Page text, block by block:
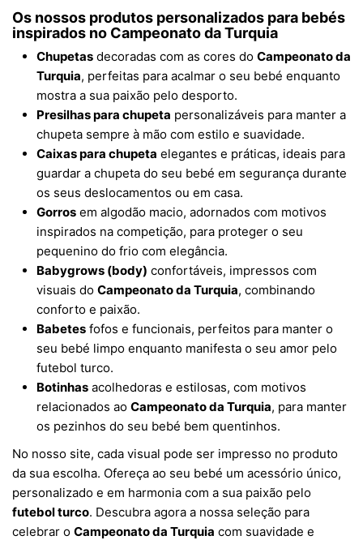
Os nossos produtos personalizados para bebés
inspirados no Campeonato da Turquia
Chupetas decoradas com as cores do Campeonato da
Turquia, perfeitas para acalmar o seu bebé enquanto
mostra a sua paixão pelo desporto.
Presilhas para chupeta personalizáveis para manter a
chupeta sempre à mão com estilo e suavidade.
Caixas para chupeta elegantes e práticas, ideais para
guardar a chupeta do seu bebé em segurança durante
os seus deslocamentos ou em casa.
Gorros em algodão macio, adornados com motivos
inspirados na competição, para proteger o seu
pequenino do frio com elegância.
Babygrows (body) confortáveis, impressos com
visuais do Campeonato da Turquia, combinando
conforto e paixão.
Babetes fofos e funcionais, perfeitos para manter o
seu bebé limpo enquanto manifesta o seu amor pelo
futebol turco.
Botinhas acolhedoras e estilosas, com motivos
relacionados ao Campeonato da Turquia, para manter
os pezinhos do seu bebé bem quentinhos.
No nosso site, cada visual pode ser impresso no produto
da sua escolha. Ofereça ao seu bebé um acessório único,
personalizado e em harmonia com a sua paixão pelo
futebol turco. Descubra agora a nossa seleção para
celebrar o Campeonato da Turquia com suavidade e